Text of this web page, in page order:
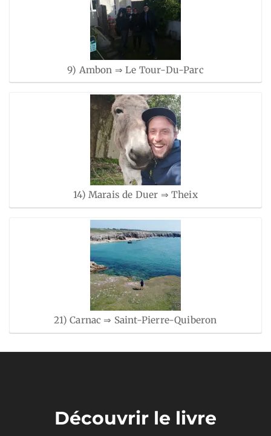
9) Ambon ⇒ Le Tour-Du-Parc
14) Marais de Duer ⇒ Theix
21) Carnac ⇒ Saint-Pierre-Quiberon
Découvrir le livre